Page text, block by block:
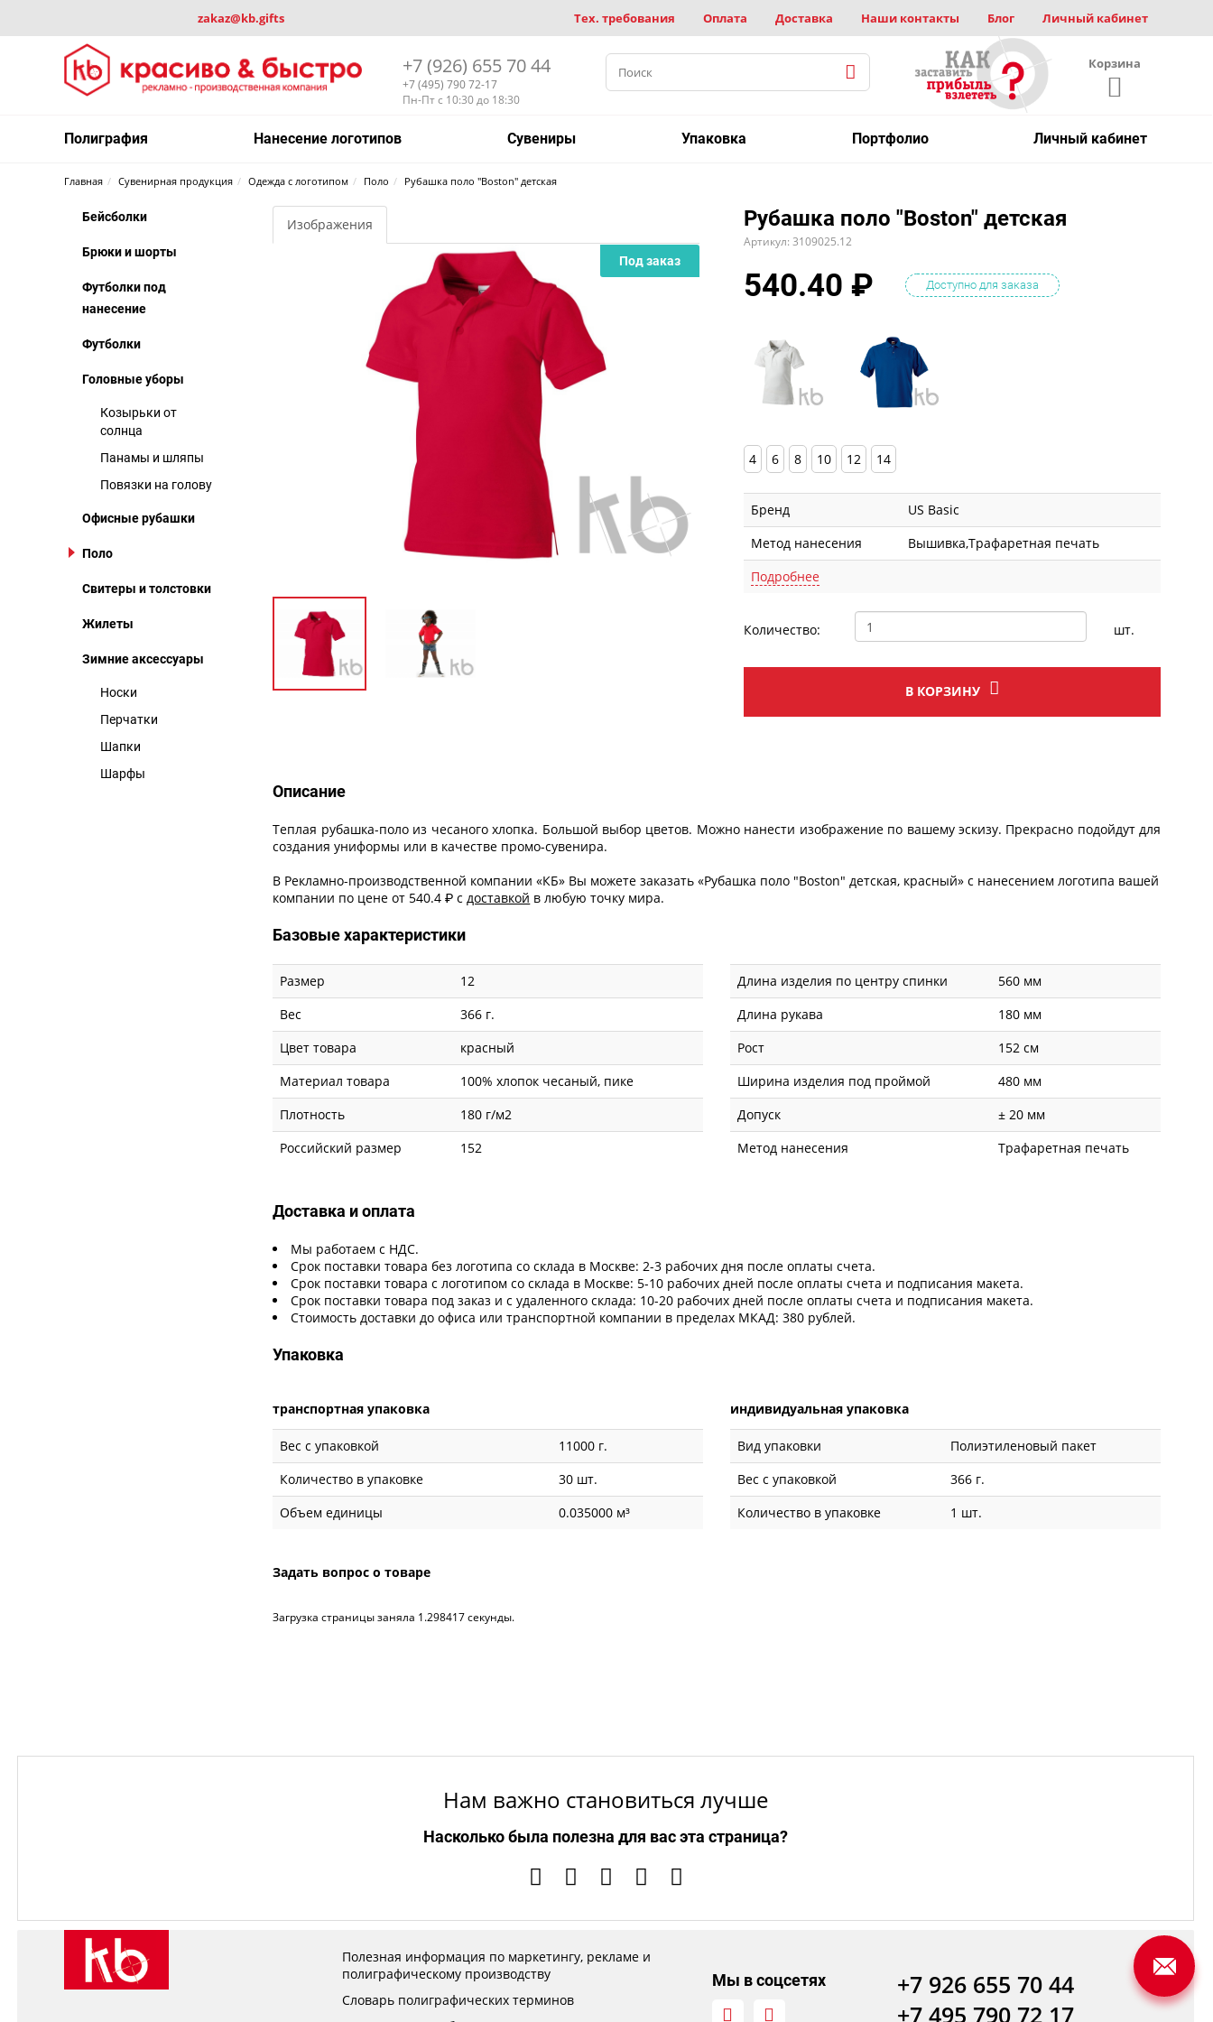
zakaz@kb.gifts Тех. требования Оплата Доставка Наши контакты Блог Личный кабинет
+7 (926) 655 70 44
+7 (495) 790 72-17
Пн-Пт с 10:30 до 18:30
Корзина
Полиграфия Нанесение логотипов Сувениры Упаковка Портфолио Личный кабинет
Главная Сувенирная продукция Одежда с логотипом Поло Рубашка поло "Boston" детская
Бейсболки
Брюки и шорты
Футболки под
нанесение
Футболки
Головные уборы
Козырьки от
солнца
Панамы и шляпы
Повязки на голову
Офисные рубашки
Поло
Свитеры и толстовки
Жилеты
Зимние аксессуары
Носки
Перчатки
Шапки
Шарфы
Рубашка поло "Boston" детская
Артикул: 3109025.12
Изображения
Под заказ
540.40 ₽ Доступно для заказа
4 6 8 10 12 14
Бренд
US Basic
Метод нанесения
Вышивка,Трафаретная печать
Подробнее
Количество: шт.
В КОРЗИНУ
Описание
Теплая рубашка-поло из чесаного хлопка. Большой выбор цветов. Можно нанести изображение по вашему эскизу. Прекрасно подойдут для
создания униформы или в качестве промо-сувенира.
В Рекламно-производственной компании «КБ» Вы можете заказать «Рубашка поло "Boston" детская, красный» с нанесением логотипа вашей
компании по цене от 540.4 ₽ с доставкой в любую точку мира.
Базовые характеристики
Размер
12
Вес
366 г.
Цвет товара
красный
Материал товара
100% хлопок чесаный, пике
Плотность
180 г/м2
Российский размер
152
Длина изделия по центру спинки
560 мм
Длина рукава
180 мм
Рост
152 см
Ширина изделия под проймой
480 мм
Допуск
± 20 мм
Метод нанесения
Трафаретная печать
Доставка и оплата
Мы работаем с НДС.
Срок поставки товара без логотипа со склада в Москве: 2-3 рабочих дня после оплаты счета.
Срок поставки товара с логотипом со склада в Москве: 5-10 рабочих дней после оплаты счета и подписания макета.
Срок поставки товара под заказ и с удаленного склада: 10-20 рабочих дней после оплаты счета и подписания макета.
Стоимость доставки до офиса или транспортной компании в пределах МКАД: 380 рублей.
Упаковка
транспортная упаковка
Вес с упаковкой
11000 г.
Количество в упаковке
30 шт.
Объем единицы
0.035000 м³
индивидуальная упаковка
Вид упаковки
Полиэтиленовый пакет
Вес с упаковкой
366 г.
Количество в упаковке
1 шт.
Задать вопрос о товаре
Загрузка страницы заняла 1.298417 секунды.
Нам важно становиться лучше
Насколько была полезна для вас эта страница?
Полезная информация по маркетингу, рекламе и
полиграфическому производству
Словарь полиграфических терминов
Мы в соцсетях
+7 926 655 70 44
+7 495 790 72 17